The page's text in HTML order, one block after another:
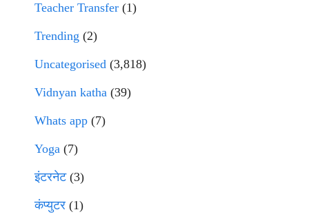
Teacher Transfer (1)
Trending (2)
Uncategorised (3,818)
Vidnyan katha (39)
Whats app (7)
Yoga (7)
इंटरनेट(3)
कंप्युटर (1)